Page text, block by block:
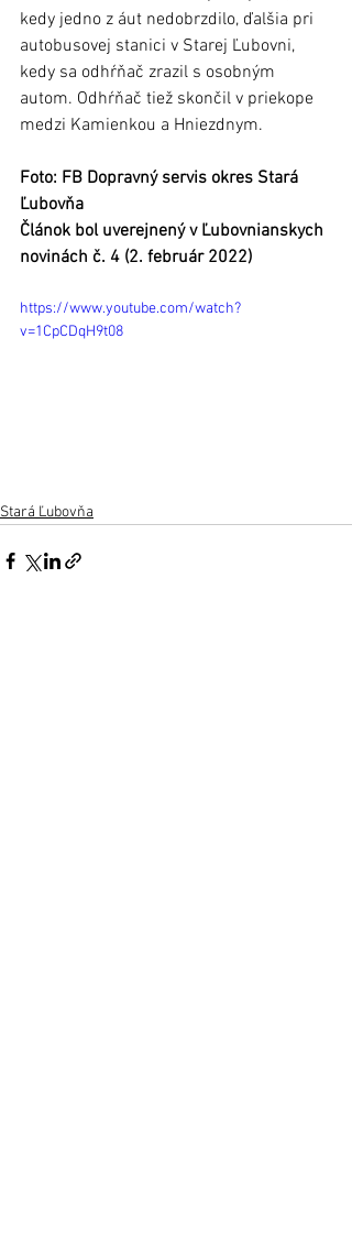
kedy jedno z áut nedobrzdilo, ďalšia pri
autobusovej stanici v Starej Ľubovni,
kedy sa odhŕňač zrazil s osobným
autom. Odhŕňač tiež skončil v priekope
medzi Kamienkou a Hniezdnym.
Foto: FB Dopravný servis okres Stará
Ľubovňa
Článok bol uverejnený v Ľubovnianskych
novinách č. 4 (2. február 2022)
https://www.youtube.com/watch?
v=1CpCDqH9t08
Stará Ľubovňa